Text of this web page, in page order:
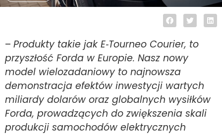
– Produkty takie jak E‑Tourneo Courier, to
przyszłość Forda w Europie. Nasz nowy
model wielozadaniowy to najnowsza
demonstracja efektów inwestycji wartych
miliardy dolarów oraz globalnych wysiłków
Forda, prowadzących do zwiększenia skali
produkcji samochodów elektrycznych